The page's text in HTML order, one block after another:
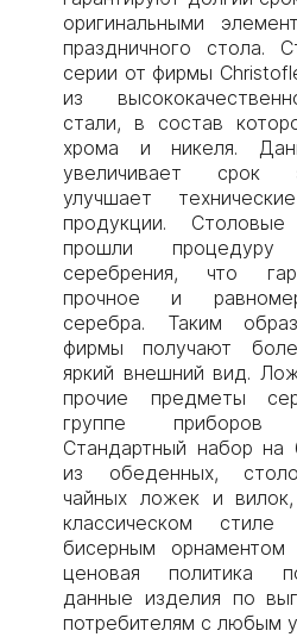
оригинальными
праздничного стола.
серии от фирмы
из
стали, в состав
хрома и никеля.
увеличивает срок
улучшает
продукции.
прошли процедуру
серебрения, что
прочное и
серебра. Таким
фирмы получают
яркий внешний вид.
прочие предметы
группе
Стандартный набор на
из обеденных,
чайных ложек и
классическом стиле
бисерным орнаментом
ценовая политика
данные изделия по
потребителям с любым